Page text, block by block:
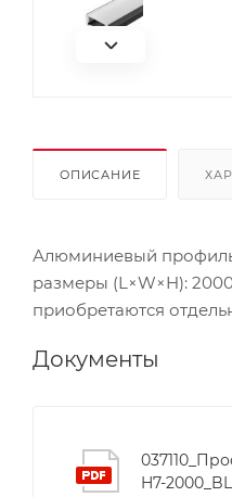
ОПИСАНИЕ
Алюминиевый профиль
размеры (L×W×H):
приобретаются
Документы
H7-